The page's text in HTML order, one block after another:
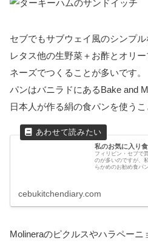
セブでもサブウェイ風のシンプ
レタス他の生野菜＋お酢とオリ
ネーズでつくることが多いです。
パンはバニラドにあるBake and
日本人が作る絹の食パンを使うこ
私のお気に入り
フィリピン・セブで
のが多いのですが、
らかめのお勧め食パ
cebukitchendiary.com
Molineraのピクルスやハラペーニ